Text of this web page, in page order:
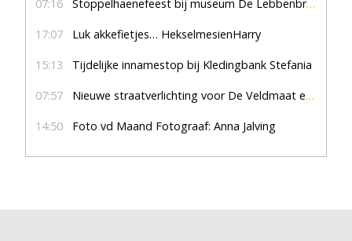
07:16 Stoppelhaenefeest bij museum De Lebbenbrugge
17:07 Luk akkefietjes… HekselmesienHarry
15:13 Tijdelijke innamestop bij Kledingbank Stefania
07:57 Nieuwe straatverlichting voor De Veldmaat en De Pas
14:50 Foto vd Maand Fotograaf: Anna Jalving